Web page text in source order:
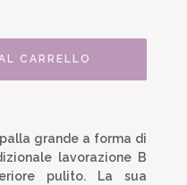
CARRELLO
grande a forma di
lavorazione B
pulito. La sua